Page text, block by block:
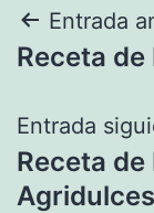
de
Entrada
Receta
Entrada
Receta
Agridulces